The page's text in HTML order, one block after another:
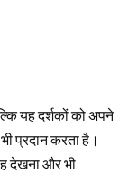
यह दर्शकों को अपने
प्रदान करता है।
देखना और भी